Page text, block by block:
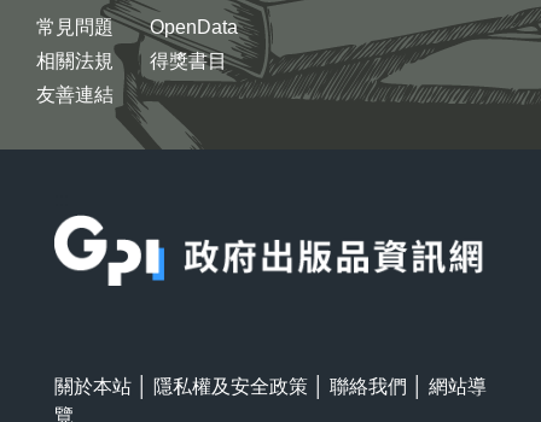
常見問題
相關法規
友善連結
OpenData
得獎書目
關於本站 隱私權及安全政策 聯絡我們
網站導
覽